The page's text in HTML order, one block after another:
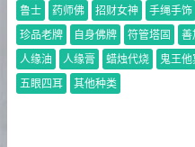
鲁士
药师佛 招财女神 手绳手饰
珍品老牌
自身佛牌 符管塔固 善
人缘油
人缘膏 蜡烛代烧 鬼王
五眼四耳
其他种类